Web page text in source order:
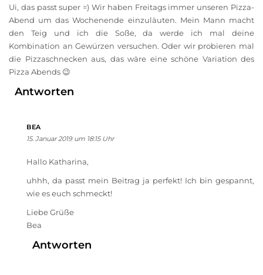
Ui, das passt super =) Wir haben Freitags immer unseren Pizza-
Abend um das Wochenende einzuläuten. Mein Mann macht
den Teig und ich die Soße, da werde ich mal deine
Kombination an Gewürzen versuchen. Oder wir probieren mal
die Pizzaschnecken aus, das wäre eine schöne Variation des
Pizza Abends 😉
Antworten
BEA
15. Januar 2019 um 18:15 Uhr
Hallo Katharina,
uhhh, da passt mein Beitrag ja perfekt! Ich bin gespannt,
wie es euch schmeckt!
Liebe Grüße
Bea
Antworten